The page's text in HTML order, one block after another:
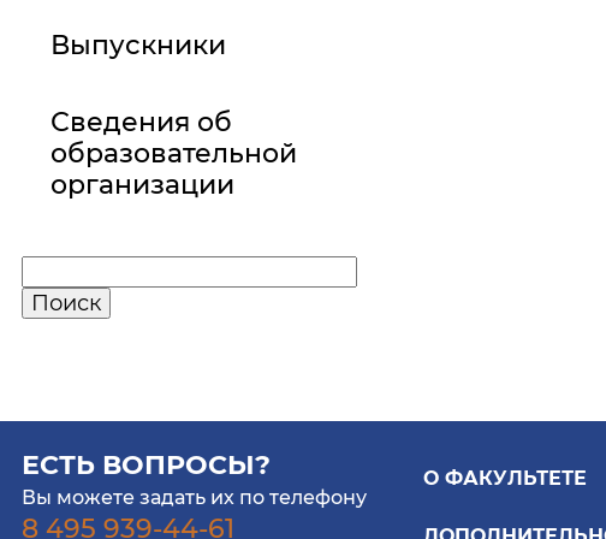
Выпускники
Сведения об
образовательной
организации
ЕСТЬ ВОПРОСЫ?
Вы можете задать их по телефону
8 495 939-44-61
О ФАКУЛЬТЕТЕ